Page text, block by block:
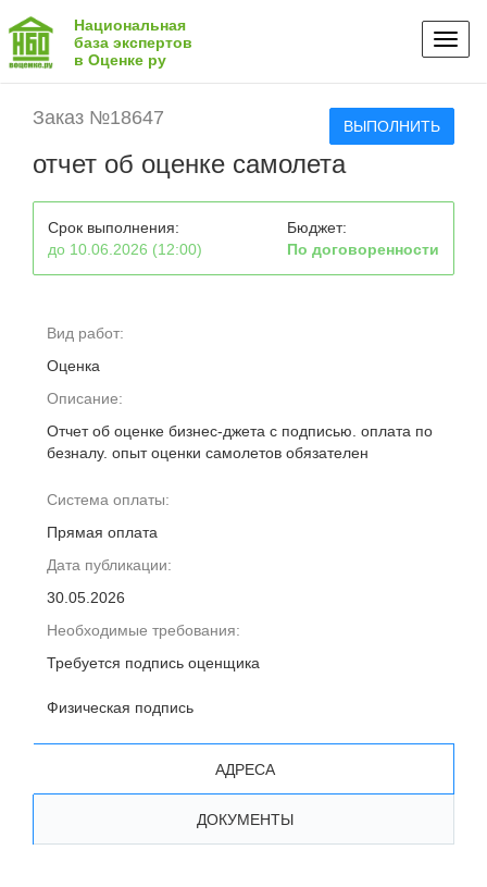
Национальная
база экспертов
в Оценке ру
Заказ №18647 ВЫПОЛНИТЬ
отчет об оценке самолета
Срок выполнения:
до 10.06.2026 (12:00)
Бюджет:
По договоренности
Вид работ:
Оценка
Описание:
Отчет об оценке бизнес-джета с подписью. оплата по
безналу. опыт оценки самолетов обязателен
Система оплаты:
Прямая оплата
Дата публикации:
30.05.2026
Необходимые требования:
Требуется подпись оценщика
Физическая подпись
АДРЕСА
ДОКУМЕНТЫ